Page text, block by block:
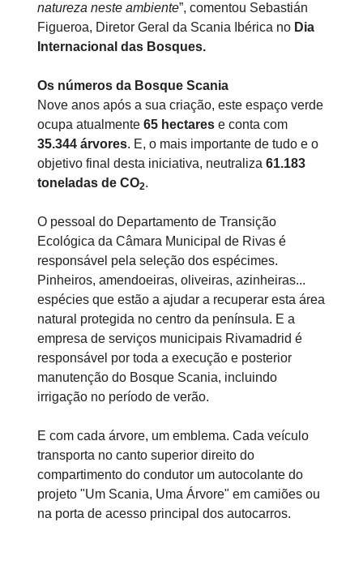
natureza neste ambiente”, comentou Sebastián
Figueroa, Diretor Geral da Scania Ibérica no Dia
Internacional das Bosques.
Os números da Bosque Scania
Nove anos após a sua criação, este espaço verde
ocupa atualmente 65 hectares e conta com
35.344 árvores. E, o mais importante de tudo e o
objetivo final desta iniciativa, neutraliza 61.183
toneladas de CO2.
O pessoal do Departamento de Transição
Ecológica da Câmara Municipal de Rivas é
responsável pela seleção dos espécimes.
Pinheiros, amendoeiras, oliveiras, azinheiras...
espécies que estão a ajudar a recuperar esta área
natural protegida no centro da península. E a
empresa de serviços municipais Rivamadrid é
responsável por toda a execução e posterior
manutenção do Bosque Scania, incluindo
irrigação no período de verão.
E com cada árvore, um emblema. Cada veículo
transporta no canto superior direito do
compartimento do condutor um autocolante do
projeto "Um Scania, Uma Árvore" em camiões ou
na porta de acesso principal dos autocarros.